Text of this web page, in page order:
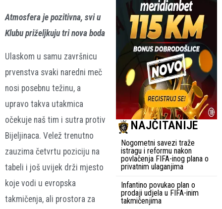
Atmosfera je pozitivna, svi u
Klubu priželjkuju tri nova boda
Ulaskom u samu završnicu
prvenstva svaki naredni meč
nosi posebnu težinu, a
upravo takva utakmica
očekuje naš tim i sutra protiv
Bijeljinaca. Velež trenutno
zauzima četvrtu poziciju na
tabeli i još uvijek drži mjesto
koje vodi u evropska
takmičenja, ali prostora za
NAJČITANIJE
Nogometni savezi traže
istragu i reformu nakon
povlačenja FIFA-inog plana o
privatnim ulaganjima
Infantino povukao plan o
prodaji udjela u FIFA-inim
takmičenjima